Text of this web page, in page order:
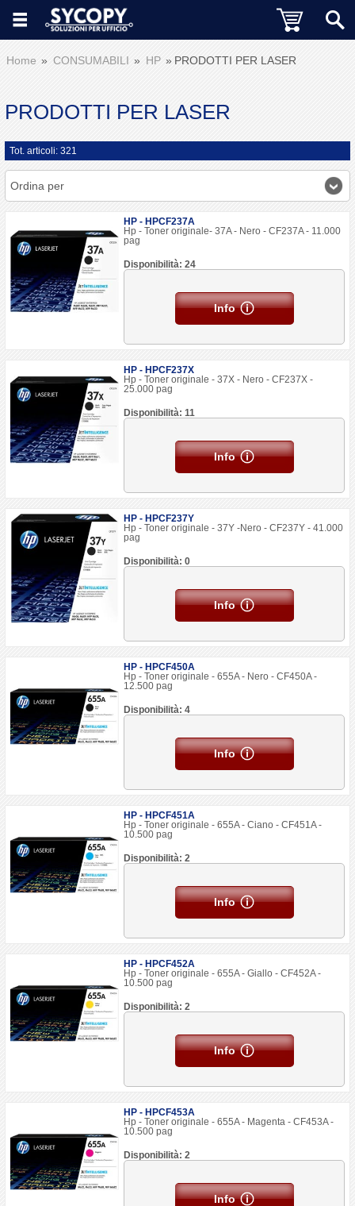
Home CONSUMABILI HP PRODOTTI PER LASER
PRODOTTI PER LASER
Tot. articoli: 321
Ordina per
HP - HPCF237A
Hp - Toner originale- 37A - Nero - CF237A - 11.000
pag
Disponibilità: 24
Info
HP - HPCF237X
Hp - Toner originale - 37X - Nero - CF237X -
25.000 pag
Disponibilità: 11
Info
HP - HPCF237Y
Hp - Toner originale - 37Y -Nero - CF237Y - 41.000
pag
Disponibilità: 0
Info
HP - HPCF450A
Hp - Toner originale - 655A - Nero - CF450A -
12.500 pag
Disponibilità: 4
Info
HP - HPCF451A
Hp - Toner originale - 655A - Ciano - CF451A -
10.500 pag
Disponibilità: 2
Info
HP - HPCF452A
Hp - Toner originale - 655A - Giallo - CF452A -
10.500 pag
Disponibilità: 2
Info
HP - HPCF453A
Hp - Toner originale - 655A - Magenta - CF453A -
10.500 pag
Disponibilità: 2
Info